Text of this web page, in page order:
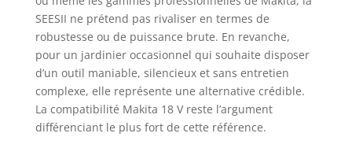
sans souci : La
mini-
tronçonneuse
SEESII est dotée
d'un système
intégré d'huile de
pompe
automatique qui
SEESII ne prétend pas rivaliser en termes de
robustesse ou de puissance brute. En revanche,
pour un jardinier occasionnel qui souhaite disposer
d’un outil maniable, silencieux et sans entretien
complexe, elle représente une alternative crédible.
La compatibilité Makita 18 V reste l’argument
différenciant le plus fort de cette référence.